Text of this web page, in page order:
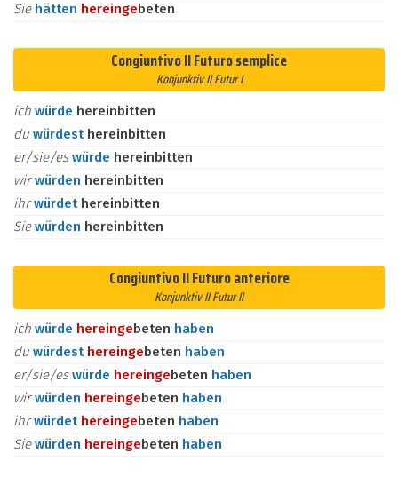
Sie hätten hereingebeten
Congiuntivo II Futuro semplice
Konjunktiv II Futur I
ich würde hereinbitten
du würdest hereinbitten
er/sie/eswürde hereinbitten
wirwürden hereinbitten
ihrwürdet hereinbitten
Siewürden hereinbitten
Congiuntivo II Futuro anteriore
Konjunktiv II Futur II
ich würde hereingebeten haben
du würdest hereingebeten haben
er/sie/eswürde hereingebeten haben
wirwürden hereingebeten haben
ihrwürdet hereingebeten haben
Siewürden hereingebeten haben